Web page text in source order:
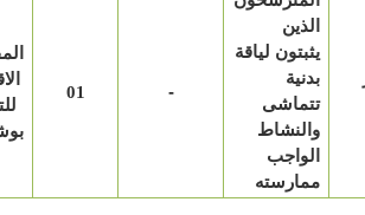
يثبتون لياقة
والنشاط
ممارسته
المفتشية
الاقليمية
بوشقوف